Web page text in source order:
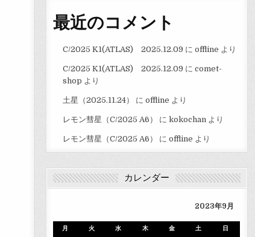
最近のコメント
C/2025 K1(ATLAS) 2025.12.09 に offline より
C/2025 K1(ATLAS) 2025.12.09 に comet-
shop より
土星（2025.11.24） に offline より
レモン彗星（C/2025 A6） に kokochanより
レモン彗星（C/2025 A6） に offline より
カレンダー
2023年9月
月 火 水 木 金 土 日